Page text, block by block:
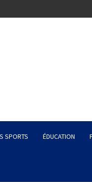
SPORTS ÉDUCATION